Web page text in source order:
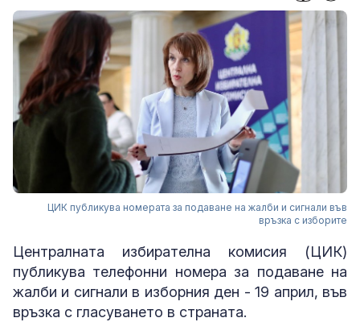
ЦИК публикува номерата за подаване на жалби и сигнали във
връзка с изборите
Централната избирателна комисия (ЦИК)
публикува телефонни номера за подаване на
жалби и сигнали в изборния ден - 19 април, във
връзка с гласуването в страната.